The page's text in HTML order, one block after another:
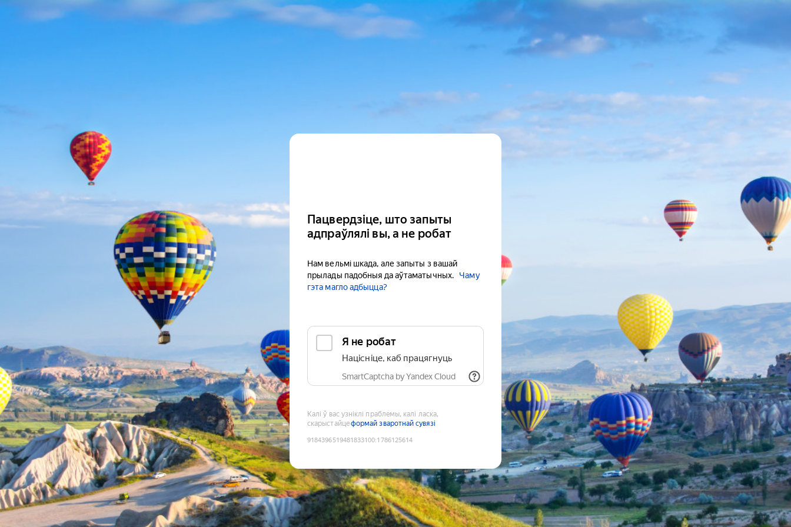
Пацвердзіце, што запыты
адпраўлялі вы, а не робат
Нам вельмі шкада, але запыты з вашай
прылады падобныя да аўтаматычных.
Чаму
гэта магло адбыцца?
Я не робат
Націсніце, каб працягнуць
SmartCaptcha by Yandex Cloud
Калі ў вас узніклі праблемы, калі ласка,
скарыстайцеформай зваротнай сувязі
9184396519481833100:1786125614